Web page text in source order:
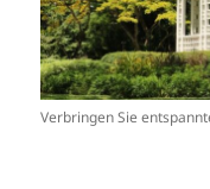
Verbringen Sie